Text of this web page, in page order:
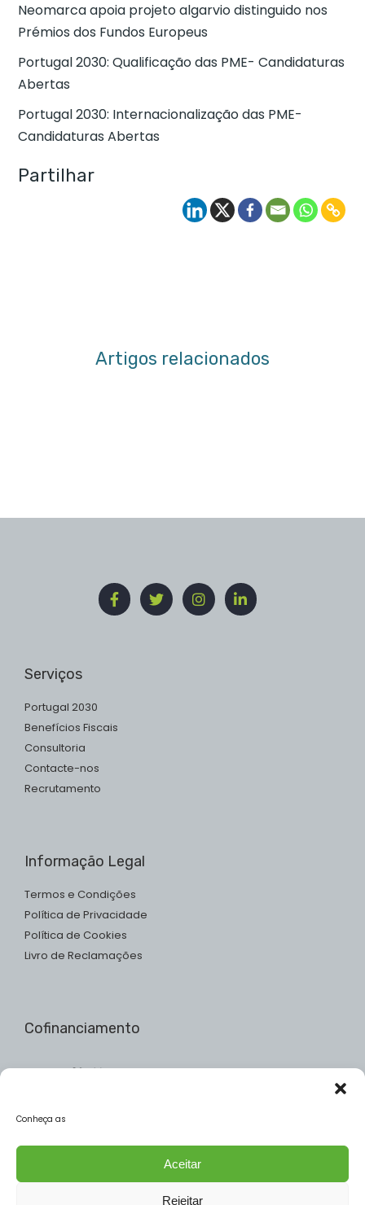
Conheça as
Aceitar
Rejeitar
Neomarca apoia projeto algarvio distinguido nos
Prémios dos Fundos Europeus
Portugal 2030: Qualificação das PME- Candidaturas
Abertas
Portugal 2030: Internacionalização das PME-
Candidaturas Abertas
Partilhar
Artigos relacionados
Serviços
Portugal 2030
Benefícios Fiscais
Consultoria
Contacte-nos
Recrutamento
Informação Legal
Termos e Condições
Política de Privacidade
Política de Cookies
Livro de Reclamações
Cofinanciamento